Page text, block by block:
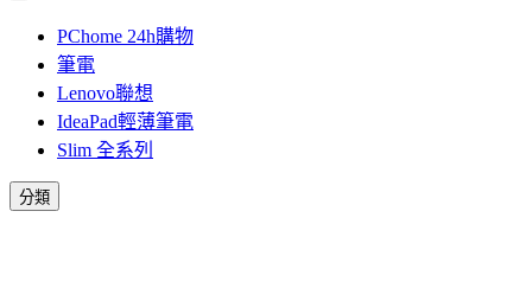
PChome 24h購物
筆電
Lenovo聯想
IdeaPad輕薄筆電
Slim 全系列
分類